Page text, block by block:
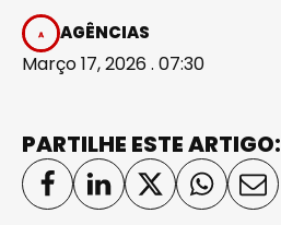
AGÊNCIAS
Março 17, 2026 . 07:30
PARTILHE ESTE ARTIGO: